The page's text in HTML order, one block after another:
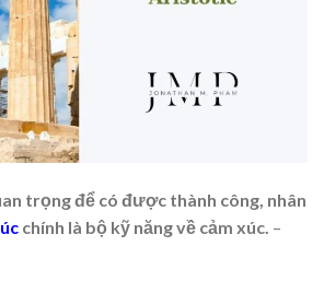
trọng để có được thành công, nhân
chính là bộ kỹ năng về cảm xúc. –